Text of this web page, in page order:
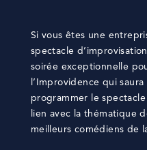
Si vous êtes une
spectacle
soirée exceptionnelle
l’Improvidence qui
programmer le
lien avec la thématique
meilleurs comédiens de